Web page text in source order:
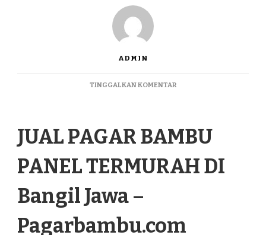
ADMIN
TINGGALKAN KOMENTARPADA
PANEL
TERMURAH
BANGIL
JAWA
JUAL PAGAR BAMBU
PANEL TERMURAH DI
Bangil Jawa –
Pagarbambu.com